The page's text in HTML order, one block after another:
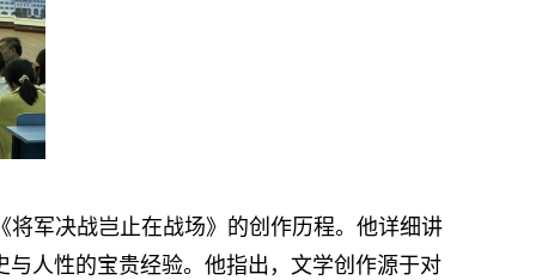
军决战岂止在战场》的创作历程。他详细讲
人性的宝贵经验。他指出，文学创作源于对